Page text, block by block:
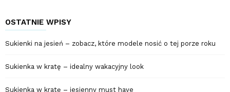
OSTATNIE WPISY
Sukienki na jesień – zobacz, które modele nosić o tej porze roku
Sukienka w kratę – idealny wakacyjny look
Sukienka w kratę – jesienny must have